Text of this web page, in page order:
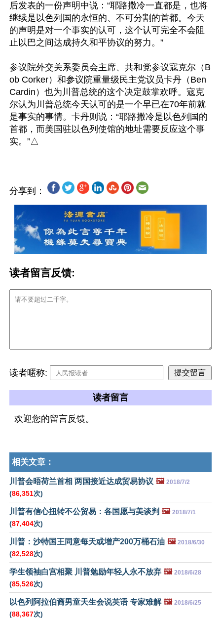
后发表的一份声明中说：“耶路撒冷一直都是，也将
继续是以色列国的永恒的、不可分割的首都。今天
的声明是对一个事实的认可，这个认可完全不会阻
止以巴之间达成持久和平协议的努力。”
参议院外交关系委员会主席、共和党参议寇克尔（B
ob Corker）和参议院重量级民主党议员卡丹（Ben
Cardin）也为川普总统的这个决定鼓掌欢呼。寇克
尔认为川普总统今天认可的是一个早已在70年前就
是事实的事情。卡丹则说：“耶路撒冷是以色列国的
首都，而美国驻以色列使馆的地址需要反应这个事
分享到：
读者留言反馈:
读者暱称:
读者留言
欢迎您的留言反馈。
相关文章：
川普会晤荷兰首相 两国接近达成贸易协议 🖼️ 2018/7/2
(86,351次)
川普有信心扭转不公贸易：各国愿与美谈判 🖼️ 2018/7/1
(87,404次)
川普：沙特国王同意每天或增产200万桶石油 🖼️ 2018/6/30
(82,528次)
学生领袖白宫相聚 川普勉励年轻人永不放弃 🖼️ 2018/6/28
(85,526次)
以色列阿拉伯裔男童天生会说英语 专家难解 🖼️ 2018/6/25
(88,367次)